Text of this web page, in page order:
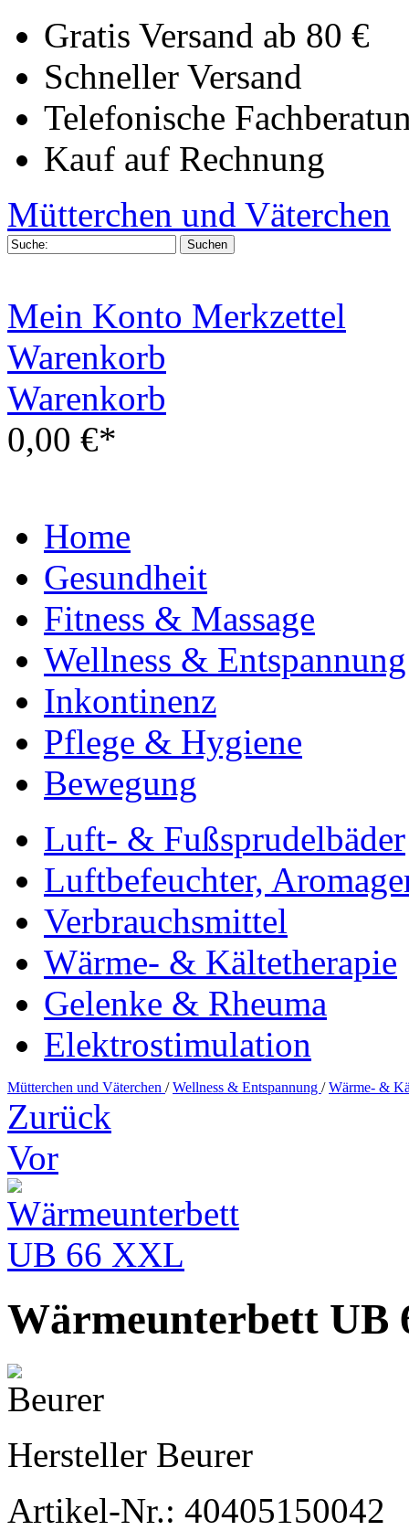
Gratis Versand ab 80 €
Schneller Versand
Telefonische
Kauf auf Rechnung
Mütterchen und Väterchen
Mein Konto Merkzettel
Warenkorb
Warenkorb
0,00 €*
Home
Gesundheit
Fitness & Massage
Wellness & Entspannung
Inkontinenz
Pflege & Hygiene
Bewegung
Luft- & Fußsprudelbäder
Luftbefeuchter,
Verbrauchsmittel
Wärme- & Kältetherapie
Gelenke & Rheuma
Elektrostimulation
Mütterchen und Väterchen / Wellness & Entspannung / Wärme- &
Zurück
Vor
Wärmeunterbett UB
Hersteller Beurer
Artikel-Nr.: 40405150042